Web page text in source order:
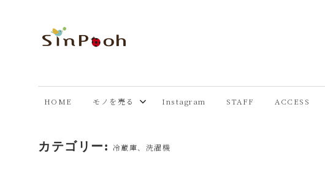
テ
ッ
ま
site
HOME モノを売る Instagram STAFF ACCESS
カテゴリー: 冷蔵庫、洗濯機